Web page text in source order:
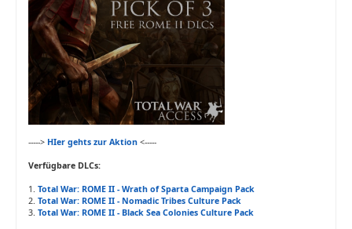
-----> HIer gehts zur Aktion <-----
Verfügbare DLCs:
1. Total War: ROME II - Wrath of Sparta Campaign Pack
2. Total War: ROME II - Nomadic Tribes Culture Pack
3. Total War: ROME II - Black Sea Colonies Culture Pack